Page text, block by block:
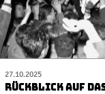
27.10.2025
RÜCKBLICK AUF